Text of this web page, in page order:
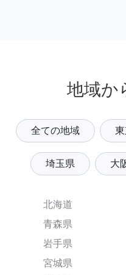
地域か
全ての地域
埼玉県 大
北海道
青森県
岩手県
宮城県